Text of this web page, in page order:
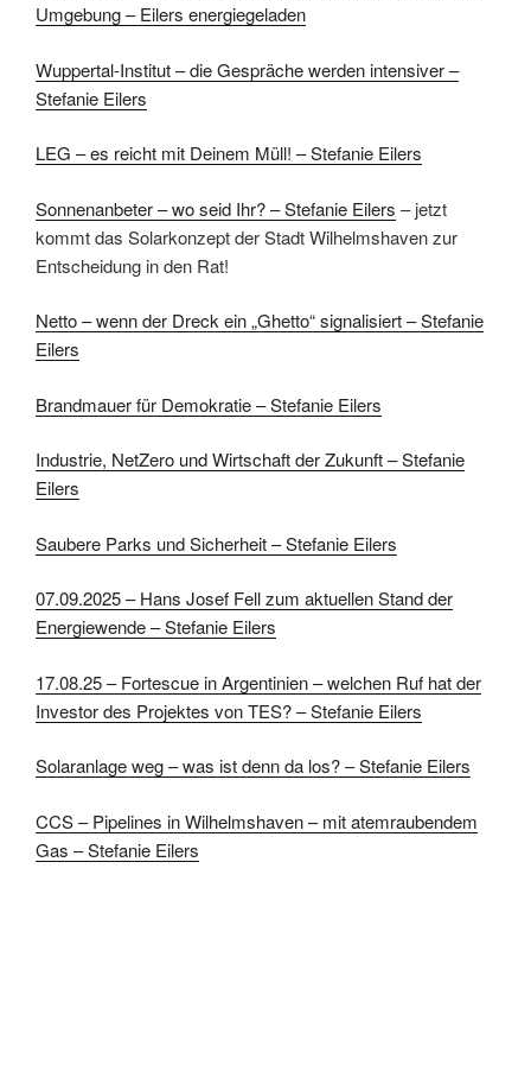
Umgebung – Eilers energiegeladen
Wuppertal-Institut – die Gespräche werden intensiver –
Stefanie Eilers
LEG – es reicht mit Deinem Müll! – Stefanie Eilers
Sonnenanbeter – wo seid Ihr? – Stefanie Eilers – jetzt
kommt das Solarkonzept der Stadt Wilhelmshaven zur
Entscheidung in den Rat!
Netto – wenn der Dreck ein „Ghetto“ signalisiert – Stefanie
Eilers
Brandmauer für Demokratie – Stefanie Eilers
Industrie, NetZero und Wirtschaft der Zukunft – Stefanie
Eilers
Saubere Parks und Sicherheit – Stefanie Eilers
07.09.2025 – Hans Josef Fell zum aktuellen Stand der
Energiewende – Stefanie Eilers
17.08.25 – Fortescue in Argentinien – welchen Ruf hat der
Investor des Projektes von TES? – Stefanie Eilers
Solaranlage weg – was ist denn da los? – Stefanie Eilers
CCS – Pipelines in Wilhelmshaven – mit atemraubendem
Gas – Stefanie Eilers